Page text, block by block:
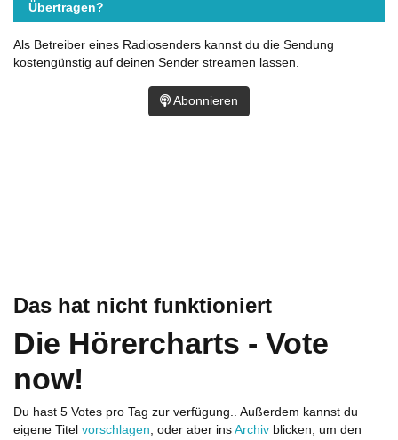
Das hat nicht funktioniert
Die Hörercharts - Vote
now!
Du hast 5 Votes pro Tag zur verfügung.. Außerdem kannst du
eigene Titel vorschlagen, oder aber ins Archiv blicken, um den
Übertragen?
Als Betreiber eines Radiosenders kannst du die Sendung
kostengünstig auf deinen Sender streamen lassen.
Abonnieren